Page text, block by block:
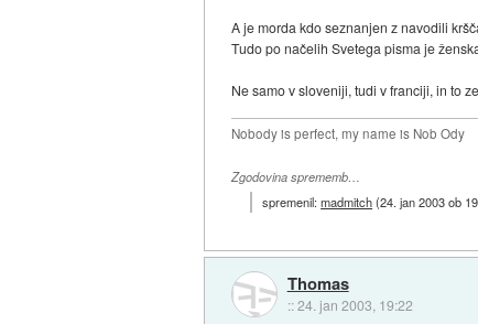
A je morda kdo seznanjen z navodili
Tudo po načelih Svetega pisma je
Ne samo v sloveniji, tudi v franciji, in to
Nobody is perfect, my name is Nob Ody
Zgodovina sprememb…
spremenil:madmitch(24. jan 2003 ob
Thomas
::24. jan 2003, 19:22